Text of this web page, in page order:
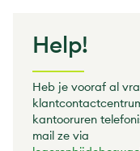
Help!
Heb je vooraf al
kantooruren
mail ze via